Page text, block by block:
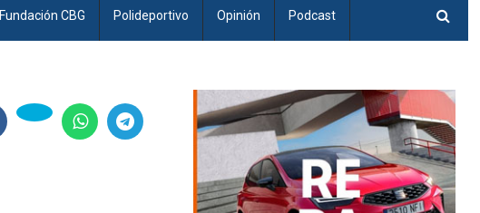
Fundación CBG Polideportivo Opinión Podcast